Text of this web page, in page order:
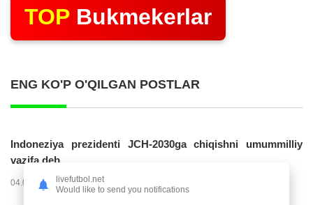
TOP Bukmekerlar
ENG KO'P O'QILGAN POSTLAR
Indoneziya prezidenti JCH-2030ga chiqishni umummilliy
vazifa deb...
04.08.2026 02:11 14229
livefutbol.net
Would like to send you notifications